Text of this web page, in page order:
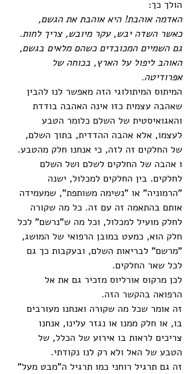
הולך כך:
האדמה אוהבת! היא אוהבת את הגשם,
כאשר השדה יבש, עקר מיובש, צריך לחות.
גם השמיים המכובדים כשהם מלאים בגשם,
האוהב ליפול על הארץ, בכוחה של
אפרודיטה.
המיתוס המיתולוגי הזה מאפשר לנו להבין
שאהבה עצמית כזו אינה האהבה בודדת
והאגואיסטית של השלם כלומר הטבע
לעצמו, אלא אהבה ההדדית, בתוך השלם,
של החלקים זה לזה, כי אנחנו חלק מהטבע.
ו אהבה של החלקים לשלם ושל השלם
לחלקים. בין החלקים למכלול, ישנה
"הרמוניה" או "נשימה משותפת", שמעמידה
אותם בהתאמה זה עם זה. כל מה שקורה
לחלק מועיל למכלול, וכל מה ש"נרשם" לכל
חלק הוא, כמעט במובן הרפואי של המושג,
"מרשם" לבריאות השלם, ובעקבות כך גם
לכל שאר החלקים.
לכן מרקוס אורליוס מזכיר גם את אל
הרפואה בהקשר הזה.
זה אומר שכל מה שקורה ואנחנו מעורבים
בו, או חלק ממנו או נגזר עלינו, אנחנו
צריכים לראות בו אירוע של הכלל, של
הטבע של האל ולא רק לנו נקודתי.
זה גם תרגיל רוחני כמו תרגיל ה"מבט מעל"